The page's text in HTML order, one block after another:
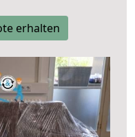
erhalten